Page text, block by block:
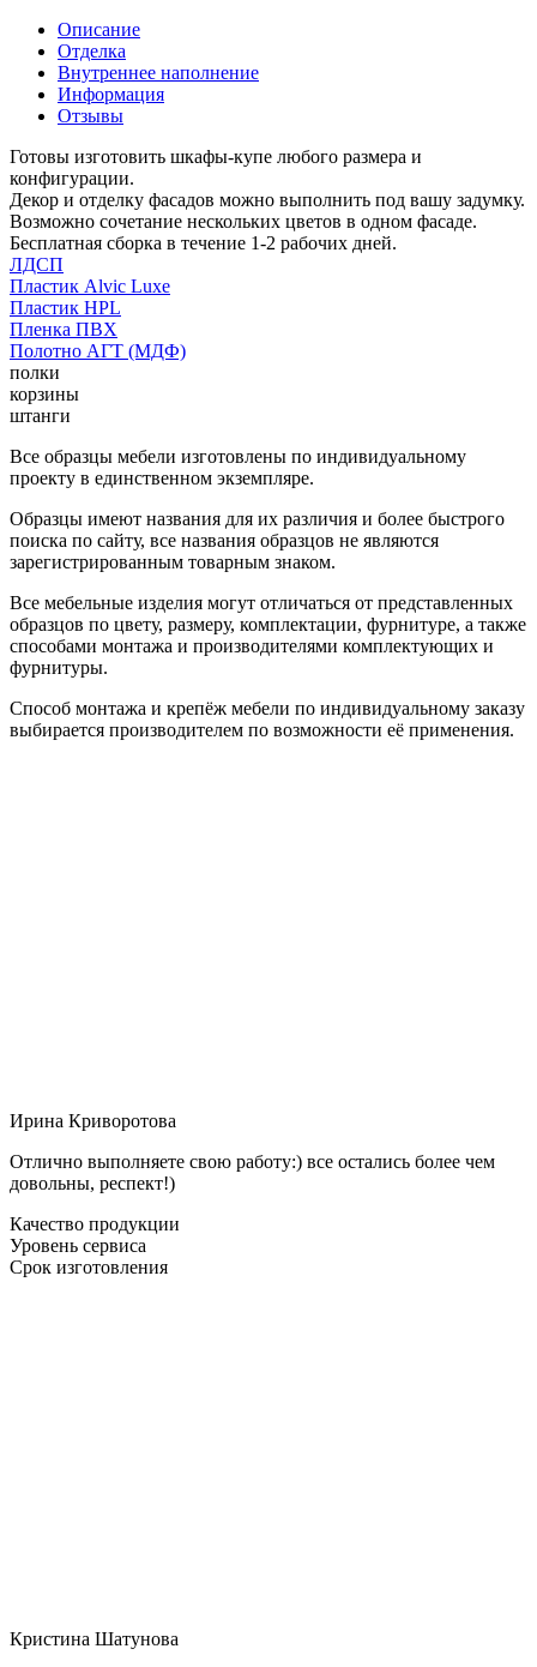
Описание
Отделка
Внутреннее наполнение
Информация
Отзывы
Готовы изготовить шкафы-купе любого размера и
конфигурации.
Декор и отделку фасадов можно выполнить под вашу задумку.
Возможно сочетание нескольких цветов в одном фасаде.
Бесплатная сборка в течение 1-2 рабочих дней.
ЛДСП
Пластик Alvic Luxe
Пластик HPL
Пленка ПВХ
Полотно АГТ (МДФ)
полки
корзины
штанги
Все образцы мебели изготовлены по индивидуальному
проекту в единственном экземпляре.
Образцы имеют названия для их различия и более быстрого
поиска по сайту, все названия образцов не являются
зарегистрированным товарным знаком.
Все мебельные изделия могут отличаться от представленных
образцов по цвету, размеру, комплектации, фурнитуре, а также
способами монтажа и производителями комплектующих и
фурнитуры.
Способ монтажа и крепёж мебели по индивидуальному заказу
выбирается производителем по возможности её применения.
Ирина Криворотова
Отлично выполняете свою работу:) все остались более чем
довольны, респект!)
Качество продукции
Уровень сервиса
Срок изготовления
Кристина Шатунова